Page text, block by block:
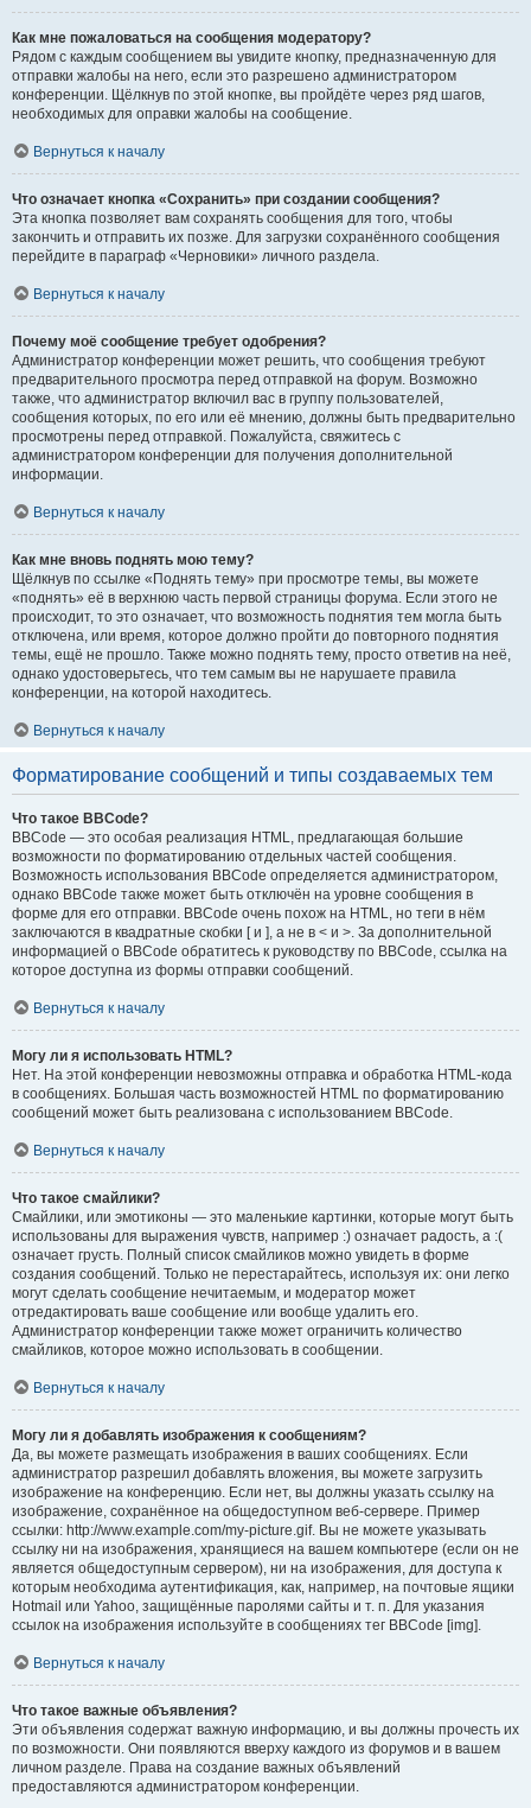
Как мне пожаловаться на сообщения модератору?
Рядом с каждым сообщением вы увидите кнопку, предназначенную для
отправки жалобы на него, если это разрешено администратором
конференции. Щёлкнув по этой кнопке, вы пройдёте через ряд шагов,
необходимых для оправки жалобы на сообщение.
Вернуться к началу
Что означает кнопка «Сохранить» при создании сообщения?
Эта кнопка позволяет вам сохранять сообщения для того, чтобы
закончить и отправить их позже. Для загрузки сохранённого сообщения
перейдите в параграф «Черновики» личного раздела.
Вернуться к началу
Почему моё сообщение требует одобрения?
Администратор конференции может решить, что сообщения требуют
предварительного просмотра перед отправкой на форум. Возможно
также, что администратор включил вас в группу пользователей,
сообщения которых, по его или её мнению, должны быть предварительно
просмотрены перед отправкой. Пожалуйста, свяжитесь с
администратором конференции для получения дополнительной
информации.
Вернуться к началу
Как мне вновь поднять мою тему?
Щёлкнув по ссылке «Поднять тему» при просмотре темы, вы можете
«поднять» её в верхнюю часть первой страницы форума. Если этого не
происходит, то это означает, что возможность поднятия тем могла быть
отключена, или время, которое должно пройти до повторного поднятия
темы, ещё не прошло. Также можно поднять тему, просто ответив на неё,
однако удостоверьтесь, что тем самым вы не нарушаете правила
конференции, на которой находитесь.
Вернуться к началу
Форматирование сообщений и типы создаваемых тем
Что такое BBCode?
BBCode — это особая реализация HTML, предлагающая большие
возможности по форматированию отдельных частей сообщения.
Возможность использования BBCode определяется администратором,
однако BBCode также может быть отключён на уровне сообщения в
форме для его отправки. BBCode очень похож на HTML, но теги в нём
заключаются в квадратные скобки [ и ], а не в < и >. За дополнительной
информацией о BBCode обратитесь к руководству по BBCode, ссылка на
которое доступна из формы отправки сообщений.
Вернуться к началу
Могу ли я использовать HTML?
Нет. На этой конференции невозможны отправка и обработка HTML-кода
в сообщениях. Большая часть возможностей HTML по форматированию
сообщений может быть реализована с использованием BBCode.
Вернуться к началу
Что такое смайлики?
Смайлики, или эмотиконы — это маленькие картинки, которые могут быть
использованы для выражения чувств, например :) означает радость, а :(
означает грусть. Полный список смайликов можно увидеть в форме
создания сообщений. Только не перестарайтесь, используя их: они легко
могут сделать сообщение нечитаемым, и модератор может
отредактировать ваше сообщение или вообще удалить его.
Администратор конференции также может ограничить количество
смайликов, которое можно использовать в сообщении.
Вернуться к началу
Могу ли я добавлять изображения к сообщениям?
Да, вы можете размещать изображения в ваших сообщениях. Если
администратор разрешил добавлять вложения, вы можете загрузить
изображение на конференцию. Если нет, вы должны указать ссылку на
изображение, сохранённое на общедоступном веб-сервере. Пример
ссылки: http://www.example.com/my-picture.gif. Вы не можете указывать
ссылку ни на изображения, хранящиеся на вашем компьютере (если он не
является общедоступным сервером), ни на изображения, для доступа к
которым необходима аутентификация, как, например, на почтовые ящики
Hotmail или Yahoo, защищённые паролями сайты и т. п. Для указания
ссылок на изображения используйте в сообщениях тег BBCode [img].
Вернуться к началу
Что такое важные объявления?
Эти объявления содержат важную информацию, и вы должны прочесть их
по возможности. Они появляются вверху каждого из форумов и в вашем
личном разделе. Права на создание важных объявлений
предоставляются администратором конференции.